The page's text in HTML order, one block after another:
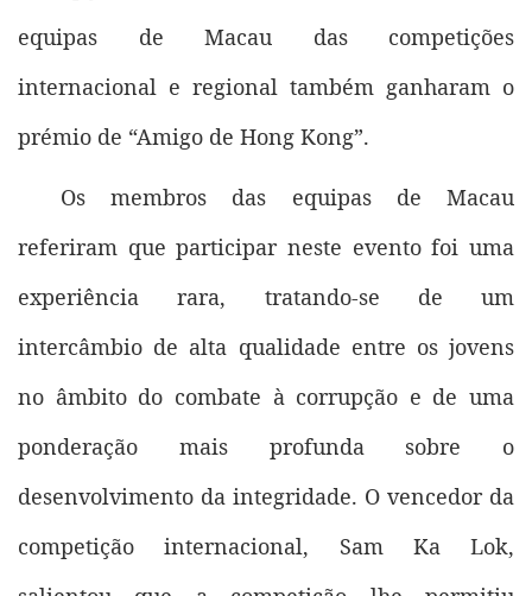
equipas de Macau das competições
internacional e regional também ganharam o
prémio de “Amigo de Hong Kong”.
Os membros das equipas de Macau
referiram que participar neste evento foi uma
experiência rara, tratando-se de um
intercâmbio de alta qualidade entre os jovens
no âmbito do combate à corrupção e de uma
ponderação mais profunda sobre o
desenvolvimento da integridade. O vencedor da
competição internacional, Sam Ka Lok,